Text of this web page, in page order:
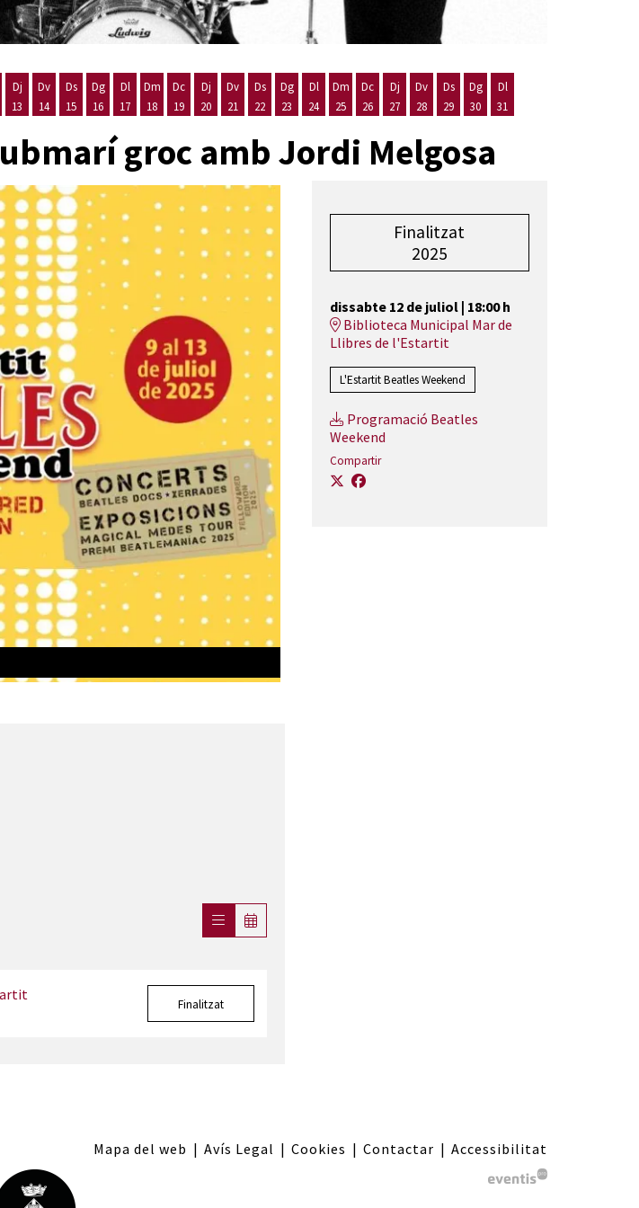
Dj
13
Dv
14
Ds
15
Dg
16
Dl
17
Dm
18
Dc
19
Dj
20
Dv
21
Ds
22
Dg
23
Dl
24
Dm
25
Dc
26
Dj
27
Dv
28
Ds
29
Dg
30
Dl
31
groc amb Jordi Melgosa
Finalitzat
Finalitzat
2025
dissabte 12 de juliol| 18:00 h
Biblioteca Municipal Mar de
Llibres de l'Estartit
L'Estartit Beatles Weekend
Programació Beatles
Weekend
Compartir
Mapa del web | Avís Legal | Cookies | Contactar | Accessibilitat